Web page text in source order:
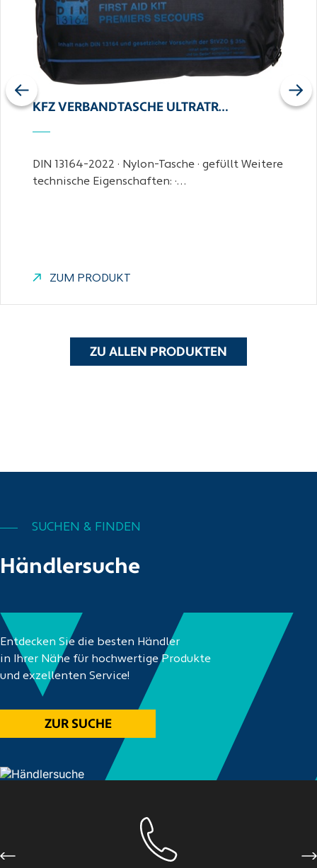
KFZ VERBANDTASCHE ULTRATR…
DIN 13164-2022 · Nylon-Tasche · gefüllt Weitere
technische Eigenschaften: ·…
ZUM PRODUKT
Previous Next
ZU ALLEN PRODUKTEN
Händlersuche
SUCHEN & FINDEN
Entdecken Sie die besten Händler
in Ihrer Nähe für hochwertige Produkte
und exzellenten Service!
ZUR SUCHE
Previous